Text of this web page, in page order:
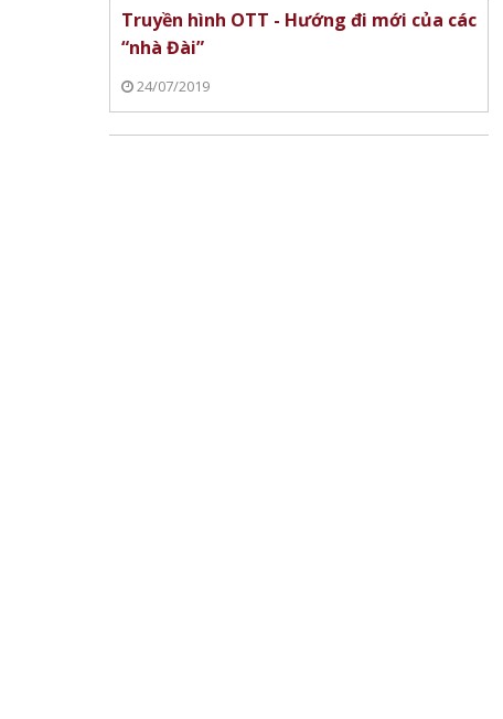
Truyền hình OTT - Hướng đi mới của các
“nhà Đài”
24/07/2019